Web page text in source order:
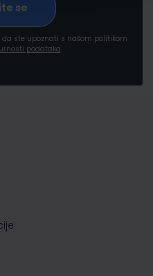
ste upoznati s našom politikom
podataka